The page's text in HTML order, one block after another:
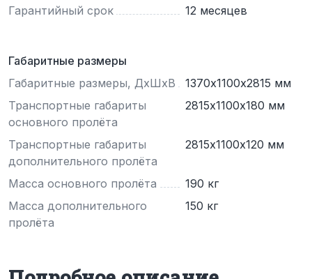
Гарантийный срок 12 месяцев
Габаритные размеры
Габаритные размеры, ДхШхВ
1370х1100х2815 мм
Транспортные габариты
основного пролёта
2815х1100х180 мм
Транспортные габариты
дополнительного пролёта
2815х1100х120 мм
Масса основного пролёта
190 кг
Масса дополнительного
пролёта
150 кг